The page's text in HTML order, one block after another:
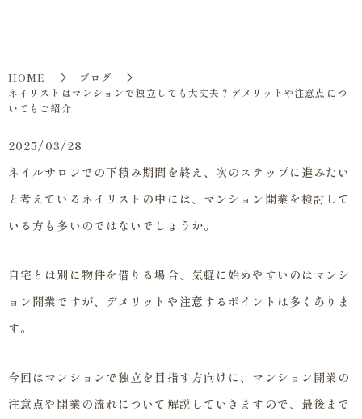
HOME
ブログ
ネイリストはマンションで独立しても大丈夫？デメリットや注意点につ
いてもご紹介
2025/03/28
ネイルサロンでの下積み期間を終え、次のステップに進みたい
と考えているネイリストの中には、マンション開業を検討して
いる方も多いのではないでしょうか。
自宅とは別に物件を借りる場合、気軽に始めやすいのはマンシ
ョン開業ですが、デメリットや注意するポイントは多くありま
す。
今回はマンションで独立を目指す方向けに、マンション開業の
注意点や開業の流れについて解説していきますので、最後まで